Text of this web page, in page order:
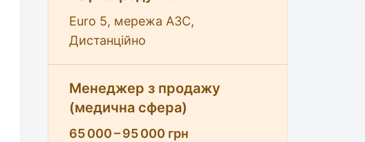
Euro 5, мережа АЗС,
Дистанційно
Менеджер з продажу
(медична сфера)
65 000 – 95 000 грн